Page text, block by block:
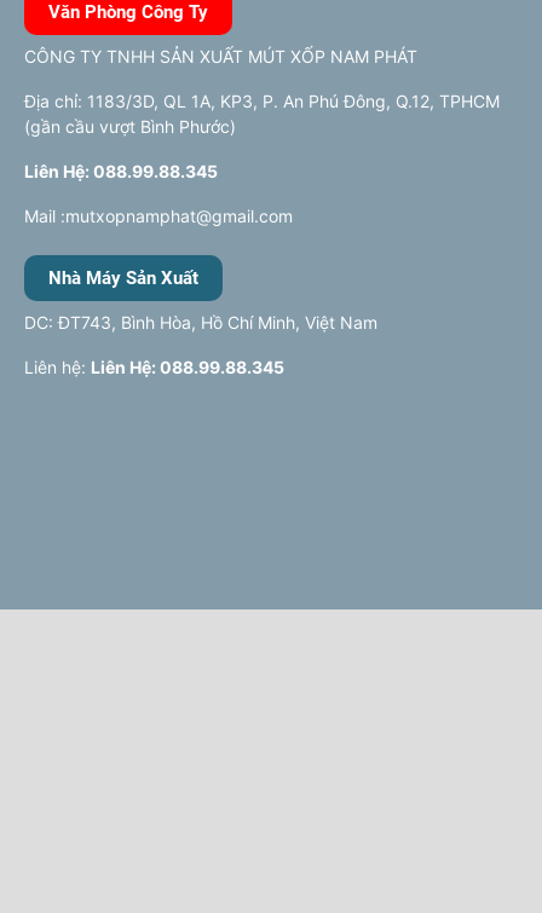
Văn Phòng Công Ty
CÔNG TY TNHH SẢN XUẤT MÚT XỐP NAM PHÁT
Địa chỉ: 1183/3D, QL 1A, KP3, P. An Phú Đông, Q.12, TPHCM
(gần cầu vượt Bình Phước)
Liên Hệ: 088.99.88.345
Mail :mutxopnamphat@gmail.com
Nhà Máy Sản Xuất
DC: ĐT743, Bình Hòa, Hồ Chí Minh, Việt Nam
Liên hệ: Liên Hệ: 088.99.88.345